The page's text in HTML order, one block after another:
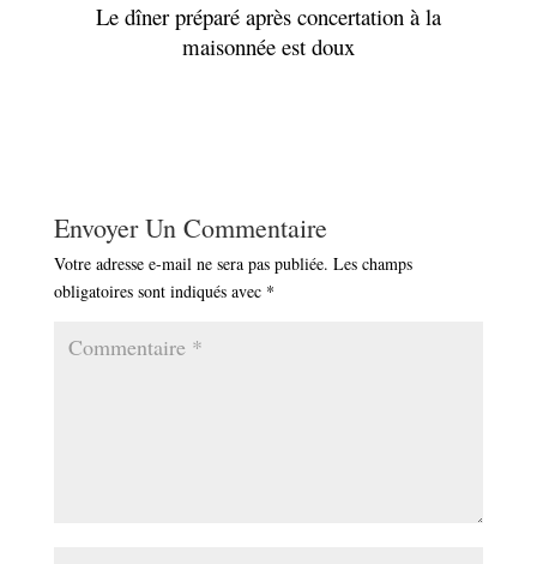
Le dîner préparé après concertation à la
maisonnée est doux
Envoyer Un Commentaire
Votre adresse e-mail ne sera pas publiée. Les champs
obligatoires sont indiqués avec *